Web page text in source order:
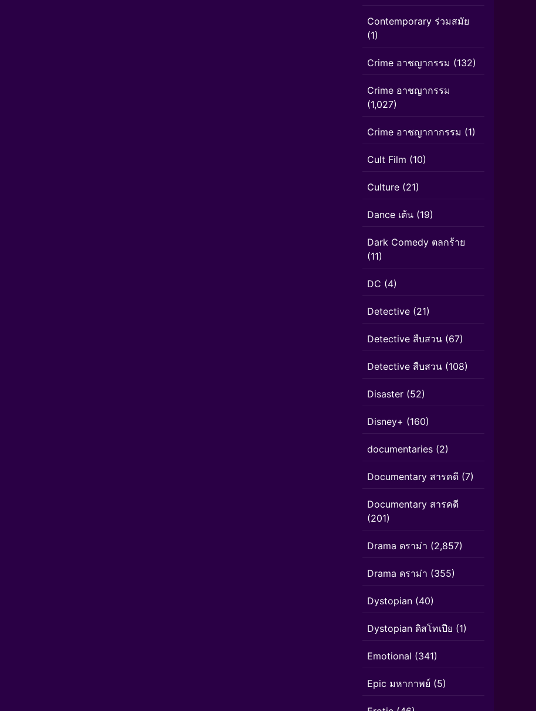
Contemporary ร่วมสมัย
(1)
Crime อาชญากรรม (132)
Crime อาชญากรรม
(1,027)
Crime อาชญากากรรม (1)
Cult Film (10)
Culture (21)
Dance เต้น (19)
Dark Comedy ตลกร้าย
(11)
DC (4)
Detective (21)
Detective สืบสวน (67)
Detective สืบสวน (108)
Disaster (52)
Disney+ (160)
documentaries (2)
Documentary สารคดี (7)
Documentary สารคดี
(201)
Drama ดราม่า (2,857)
Drama ดราม่า (355)
Dystopian (40)
Dystopian ดิสโทเปีย (1)
Emotional (341)
Epic มหากาพย์ (5)